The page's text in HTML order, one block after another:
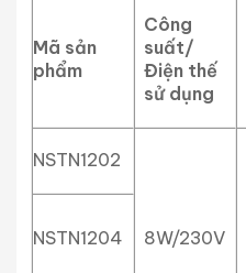
Mã sản
phẩm
Công
suất/
Điện thế
sử dụng
NSTN1202
8W/230V
NSTN1204